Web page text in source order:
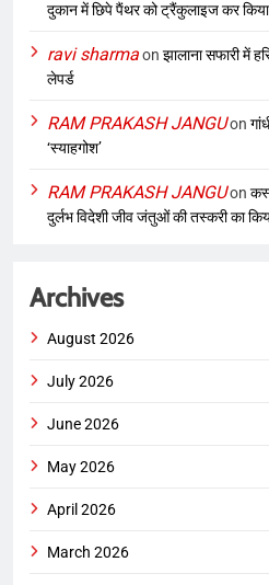
दुकान में छिपे पैंथर को ट्रैंकुलाइज कर
ravi sharmaon झालाना सफारी में
लेपर्ड
RAM PRAKASH JANGUon
‘स्याहगोश’
RAM PRAKASH JANGUon
दुर्लभ विदेशी जीव जंतुओं की तस्करी का
Archives
August 2026
July 2026
June 2026
May 2026
April 2026
March 2026